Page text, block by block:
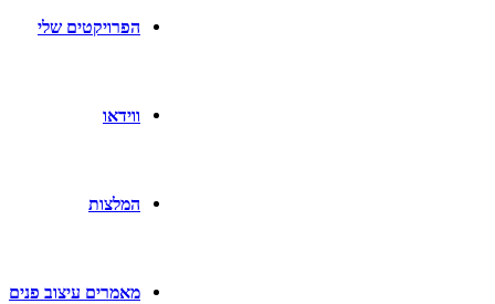
הפרויקטים שלי
ווידאו
המלצות
מאמרים עיצוב פנים